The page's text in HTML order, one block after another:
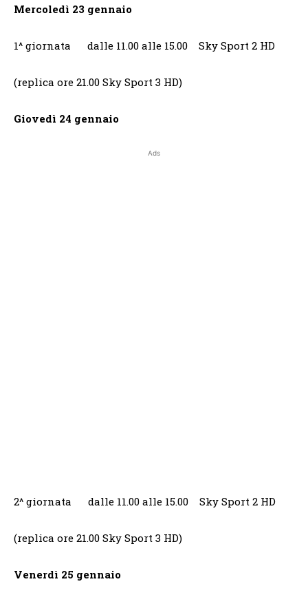
Mercoledì 23 gennaio
1^ giornata dalle 11.00 alle 15.00 Sky Sport 2 HD
(replica ore 21.00 Sky Sport 3 HD)
Giovedì 24 gennaio
Ads
2^ giornata dalle 11.00 alle 15.00 Sky Sport 2 HD
(replica ore 21.00 Sky Sport 3 HD)
Venerdì 25 gennaio